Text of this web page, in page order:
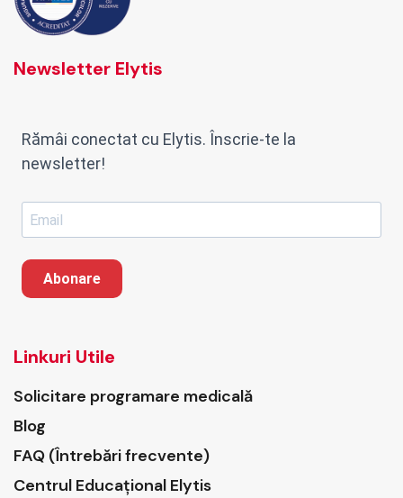
Newsletter Elytis
Rămâi conectat cu Elytis. Înscrie-te la
newsletter!
Abonare
Linkuri Utile
Solicitare programare medicală
Blog
FAQ (Întrebări frecvente)
Centrul Educațional Elytis